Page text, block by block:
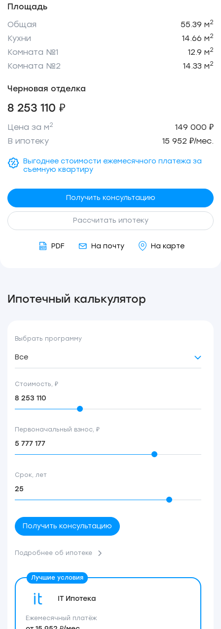
Площадь
Общая
55.39 м2
Кухни 14.66 м2
Комната №1 12.9 м2
Комната №2 14.33 м2
Черновая отделка
8 253 110 ₽
Цена за м2
149 000 ₽
В ипотеку
15 952 ₽/мес.
Выгоднее стоимости ежемесячного платежа за
съемную квартиру
Получить консультацию
Рассчитать ипотеку
PDF На почту На карте
Ипотечный калькулятор
Выбрать программу
Все
Стоимость, ₽
Первоначальный взнос, ₽
Срок, лет
Получить консультацию
Подробнее об ипотеке
IT Ипотека
Ежемесячный платёж